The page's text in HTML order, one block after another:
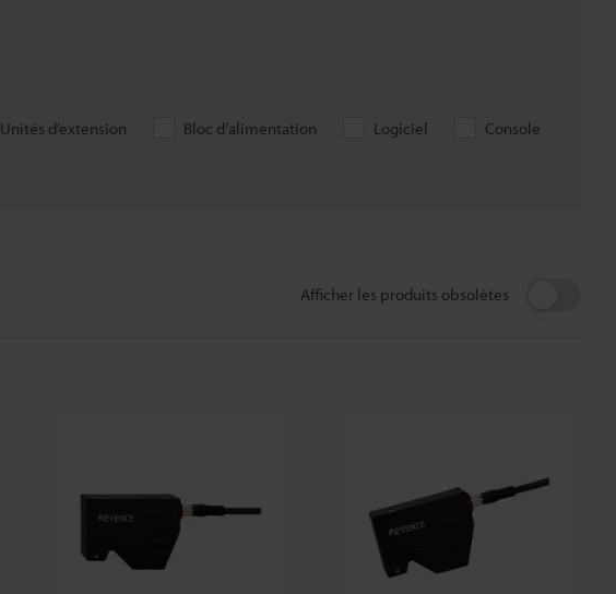
Unités d’extension Bloc d’alimentation Logiciel
Console
Afficher les produits obsolètes